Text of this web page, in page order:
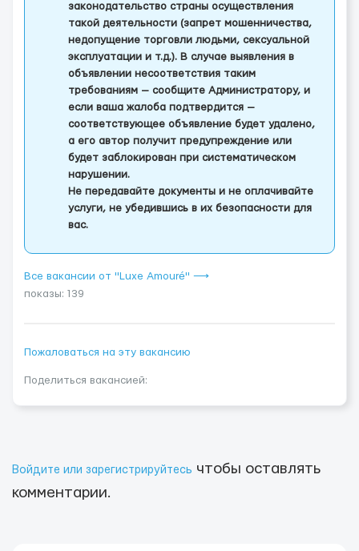
законодательство страны осуществления
такой деятельности (запрет мошенничества,
недопущение торговли людьми, сексуальной
эксплуатации и т.д.). В случае выявления в
объявлении несоответствия таким
требованиям — сообщите Администратору, и
если ваша жалоба подтвердится —
соответствующее объявление будет удалено,
а его автор получит предупреждение или
будет заблокирован при систематическом
нарушении.
Не передавайте документы и не оплачивайте
услуги, не убедившись в их безопасности для
вас.
Все вакансии от "Luxe Amouré" ⟶
показы: 139
Пожаловаться на эту вакансию
Поделиться вакансией:
Войдите или зарегистрируйтесь чтобы оставлять
комментарии.